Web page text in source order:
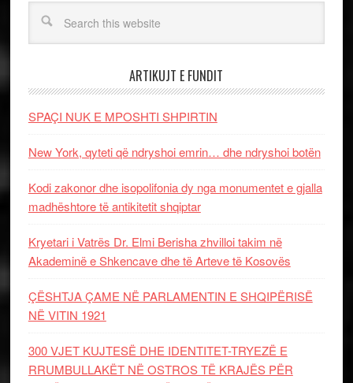
ARTIKUJT E FUNDIT
SPAÇI NUK E MPOSHTI SHPIRTIN
New York, qyteti që ndryshoi emrin… dhe ndryshoi botën
Kodi zakonor dhe isopolifonia dy nga monumentet e gjalla
madhështore të antikitetit shqiptar
Kryetari i Vatrës Dr. Elmi Berisha zhvilloi takim në
Akademinë e Shkencave dhe të Arteve të Kosovës
ÇËSHTJA ÇAME NË PARLAMENTIN E SHQIPËRISË
NË VITIN 1921
300 VJET KUJTESË DHE IDENTITET-TRYEZË E
RRUMBULLAKËT NË OSTROS TË KRAJËS PËR